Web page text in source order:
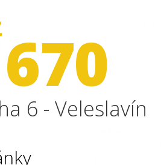
6 - Veleslavín